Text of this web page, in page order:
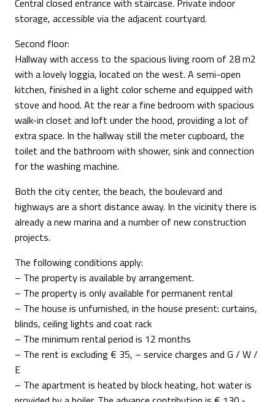
storage, accessible via the adjacent courtyard.
Second floor:
Hallway with access to the spacious living room of 28 m2
with a lovely loggia, located on the west. A semi-open
kitchen, finished in a light color scheme and equipped with
stove and hood. At the rear a fine bedroom with spacious
walk-in closet and loft under the hood, providing a lot of
extra space. In the hallway still the meter cupboard, the
toilet and the bathroom with shower, sink and connection
for the washing machine.
Both the city center, the beach, the boulevard and
highways are a short distance away. In the vicinity there is
already a new marina and a number of new construction
projects.
The following conditions apply:
– The property is available by arrangement.
– The property is only available for permanent rental
– The house is unfurnished, in the house present: curtains,
blinds, ceiling lights and coat rack
– The minimum rental period is 12 months
– The rent is excluding € 35, – service charges and G / W /
E
– The apartment is heated by block heating, hot water is